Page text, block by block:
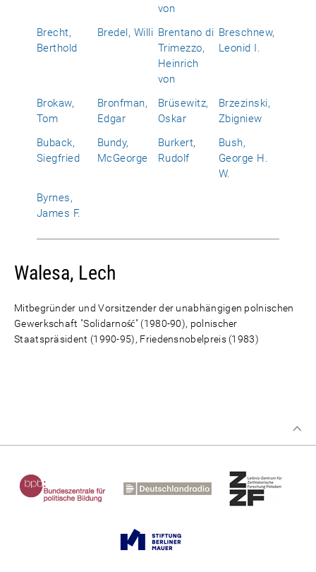
von
Brecht,
Berthold
Bredel, Willi Brentano di
Trimezzo,
Heinrich
von
Breschnew,
Leonid I.
Brokaw,
Tom
Bronfman,
Edgar
Brüsewitz,
Oskar
Brzezinski,
Zbigniew
Buback,
Siegfried
Bundy,
McGeorge
Burkert,
Rudolf
Bush,
George H.
W.
Byrnes,
James F.
Walesa, Lech
Mitbegründer und Vorsitzender der unabhängigen polnischen
Gewerkschaft "Solidarność" (1980-90), polnischer
Staatspräsident (1990-95), Friedensnobelpreis (1983)